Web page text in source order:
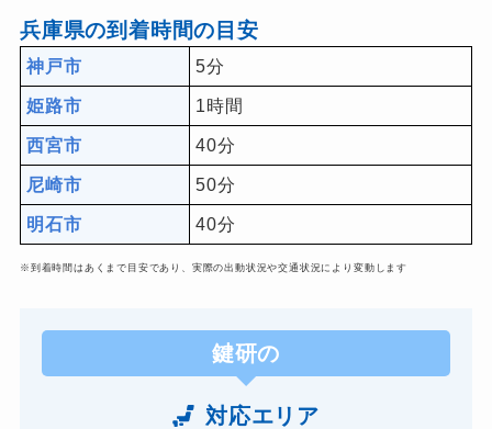
兵庫県の到着時間の目安
神戸市
5分
姫路市
1時間
西宮市
40分
尼崎市
50分
明石市
40分
※到着時間はあくまで目安であり、実際の出動状況や交通状況により変動します
鍵研の
対応エリア